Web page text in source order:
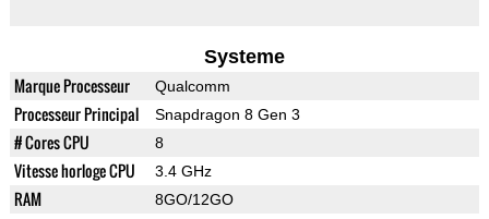
Systeme
Marque Processeur Qualcomm
Processeur Principal Snapdragon 8 Gen 3
# Cores CPU 8
Vitesse horloge CPU 3.4 GHz
RAM 8GO/12GO